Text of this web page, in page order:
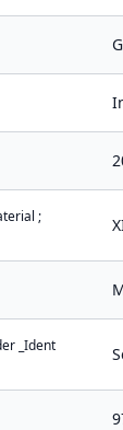
;
_Ident